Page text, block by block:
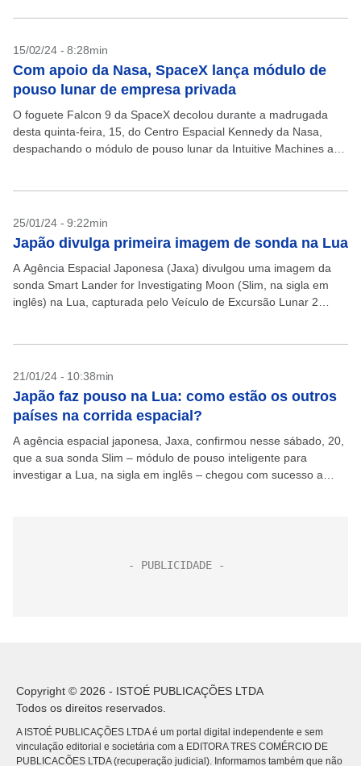
15/02/24 - 8:28min
Com apoio da Nasa, SpaceX lança módulo de
pouso lunar de empresa privada
O foguete Falcon 9 da SpaceX decolou durante a madrugada
desta quinta-feira, 15, do Centro Espacial Kennedy da Nasa,
despachando o módulo de pouso lunar da Intuitive Machines a
25/01/24 - 9:22min
Japão divulga primeira imagem de sonda na Lua
A Agência Espacial Japonesa (Jaxa) divulgou uma imagem da
sonda Smart Lander for Investigating Moon (Slim, na sigla em
inglês) na Lua, capturada pelo Veículo de Excursão Lunar 2
21/01/24 - 10:38min
Japão faz pouso na Lua: como estão os outros
países na corrida espacial?
A agência espacial japonesa, Jaxa, confirmou nesse sábado, 20,
que a sua sonda Slim – módulo de pouso inteligente para
investigar a Lua, na sigla em inglês – chegou com sucesso a
Copyright © 2026 - ISTOÉ PUBLICAÇÕES LTDA
Todos os direitos reservados.
A ISTOÉ PUBLICAÇÕES LTDA é um portal digital independente e sem
vinculação editorial e societária com a EDITORA TRES COMÉRCIO DE
PUBLICACÕES LTDA (recuperação judicial). Informamos também que não